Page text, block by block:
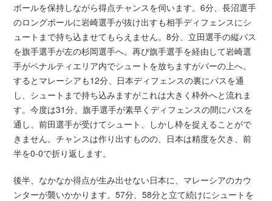
ボールを保持しながら得点チャンスを伺います。6分、長沼選手
のロングボールに岩崎選手が抜け出すも相手ディフェンスにシ
ュートまで持ち込ませてもらえません。8分、立田選手の縦パス
を旗手選手が左の杉岡選手へ。再び旗手選手を経由して岩崎選
手がペナルティエリア内でシュートを放ちますがバーの上へ。
するとマレーシアも12分、日本ディフェンスの裏にパスを通
し、シュートまで持ち込みますがこれは大きく枠外へと流れま
す。今度は31分、旗手選手が素早くディフェンスの間にパスを
通し、前田選手が受けてシュート、しかし枠を捉えることがで
きません。チャンスは作り出すものの、日本は精度を欠き、前
半を0-0で折り返します。
後半、なかなか得点が生み出せない日本に、マレーシアのカウ
ンターが襲いかかります。57分、58分と立て続けにシュートを